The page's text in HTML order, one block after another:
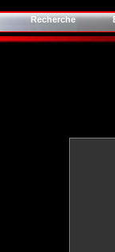
Recherche